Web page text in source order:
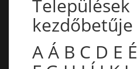
Települések
kezdőbetűje
AÁ B C D E É